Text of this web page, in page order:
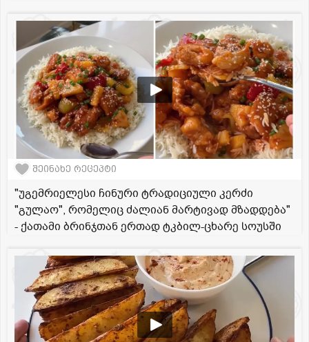
შეინახე რეცეპტი
"უგემრიელესი ჩინური ტრადიციული კერძი
"გულაო", რომელიც ძალიან მარტივად მზადდება"
- ქათამი ბრინჯთან ერთად ტკბილ-ცხარე სოუსში